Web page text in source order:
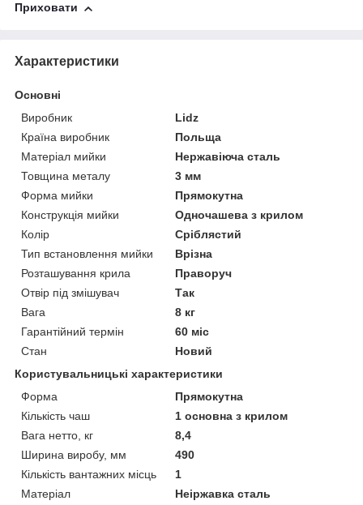
Приховати
Характеристики
Основні
Виробник
Lidz
Країна виробник
Польща
Матеріал мийки
Нержавіюча сталь
Товщина металу
3 мм
Форма мийки
Прямокутна
Конструкція мийки
Одночашева з крилом
Колір
Сріблястий
Тип встановлення мийки
Врізна
Розташування крила
Праворуч
Отвір під змішувач
Так
Вага
8 кг
Гарантійний термін
60 міс
Стан
Новий
Користувальницькі характеристики
Форма
Прямокутна
Кількість чаш
1 основна з крилом
Вага нетто, кг
8,4
Ширина виробу, мм
490
Кількість вантажних місць
1
Матеріал
Неіржавка сталь